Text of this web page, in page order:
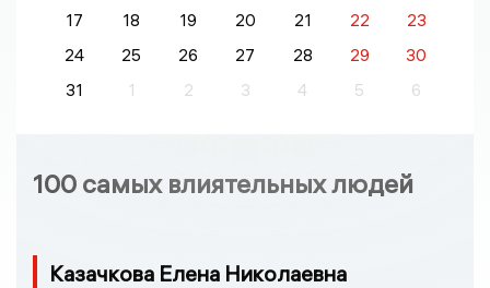
17 18 19 20 21 22
23
24
25 26 27 28 29
30
31
1 2 3 4 5 6
100 самых влиятельных людей
Казачкова Елена Николаевна